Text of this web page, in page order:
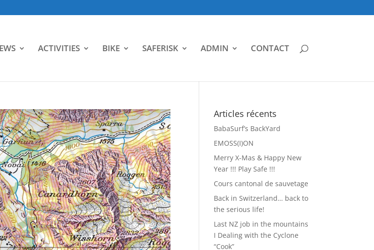
ACTIVITIES BIKE SAFERISK ADMIN CONTACT
Articles récents
BabaSurf’s BackYard
EMOSS(I)ON
Merry X-Mas & Happy New
Year !!! Play Safe !!!
Cours cantonal de sauvetage
Back in Switzerland… back to
the serious life!
Last NZ job in the mountains
I Dealing with the Cyclone
“Cook”